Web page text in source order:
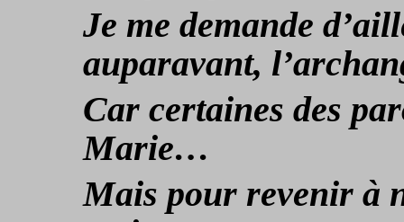
Je me demande
auparavant,
Car certaines des
Marie…
Mais pour revenir à